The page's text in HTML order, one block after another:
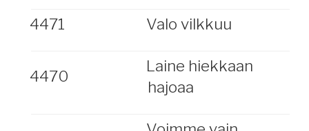
4471 Valo vilkkuu
4470
Laine hiekkaan
hajoaa